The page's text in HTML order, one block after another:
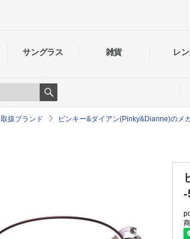
サングラス 雑貨 レ
Search
取扱ブランド ピンキー&ダイアン(Pinky&Dianne)のメ
-